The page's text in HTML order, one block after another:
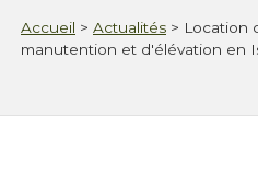
CONTACT
Accueil > Actualités > Location
manutention et d'élévation en